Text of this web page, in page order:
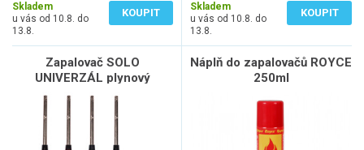
Skladem
u vás od 10.8. do
13.8.
KOUPIT
Skladem
u vás od 10.8. do
13.8.
KOUPIT
Zapalovač SOLO
UNIVERZÁL plynový
plnitelný 27cm
Náplň do zapalovačů ROYCE
250ml